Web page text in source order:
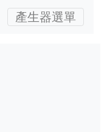
產生器選單